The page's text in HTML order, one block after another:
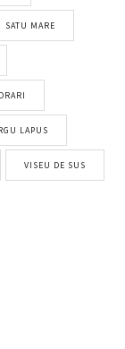
SATU MARE
LAPUS
VISEU DE SUS